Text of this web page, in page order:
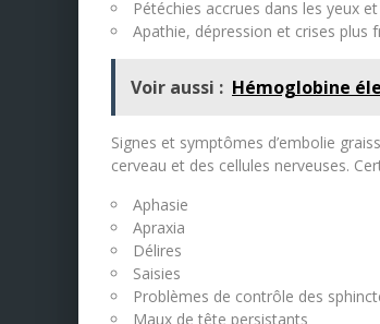
Pétéchies accrues dans les yeux
Apathie, dépression et crises plus
Voir aussi : Hémoglobine
Signes et symptômes d’embolie
cerveau et des cellules nerveuses.
Aphasie
Apraxia
Délires
Saisies
Problèmes de contrôle des
Maux de tête persistants